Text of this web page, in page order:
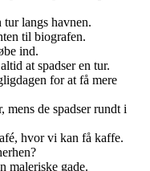
tur langs havnen.
til biografen.
ind.
at spadser en tur.
for at få mere
mens de spadser rundt i
hvor vi kan få kaffe.
maleriske gade.